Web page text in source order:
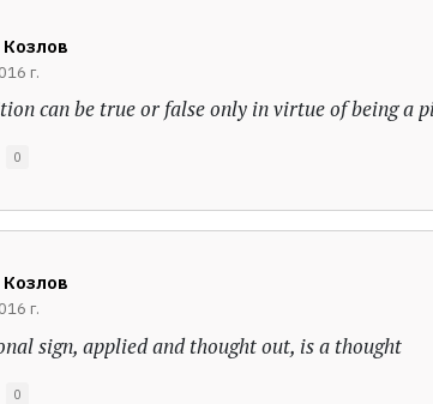
г.
can be true or false only in virtue of being a
0
г.
sign, applied and thought out, is a thought
0